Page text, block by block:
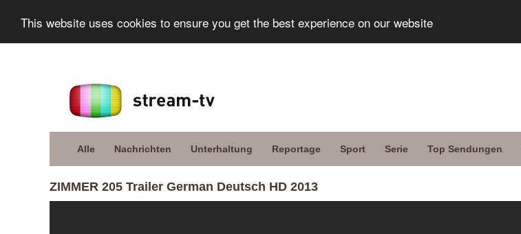
This website uses cookies to ensure you get the best experience on our website
Alle Nachrichten Unterhaltung Reportage Sport Serie Top Sendungen
ZIMMER 205 Trailer German Deutsch HD 2013